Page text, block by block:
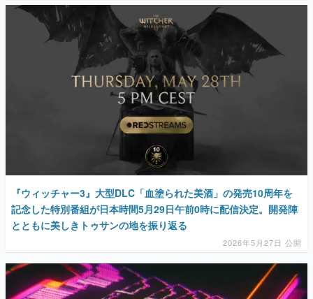
『ウィッチャー3』大型DLC「血塗られた美酒」の発売10周年を
記念した特別番組が日本時間5月29日午前0時に配信決定。開発陣
とともに美しきトゥサンの地を振り返る
2026年5月27日 公開